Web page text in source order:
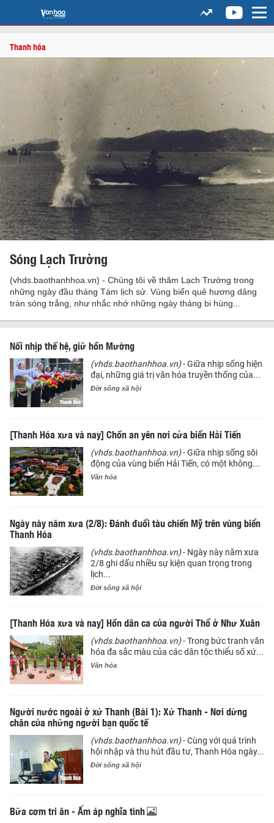
Thanh hóa
Sóng Lạch Trường
(vhds.baothanhhoa.vn) - Chúng tôi về thăm Lạch Trường trong
những ngày đầu tháng Tám lịch sử. Vùng biển quê hương dâng
tràn sóng trắng, như nhắc nhớ những ngày tháng bi hùng...
Nối nhịp thế hệ, giữ hồn Mường
(vhds.baothanhhoa.vn)- Giữa nhịp sống hiện
đại, những giá trị văn hóa truyền thống của...
Đời sống xã hội
[Thanh Hóa xưa và nay] Chốn an yên nơi cửa biển Hải Tiến
(vhds.baothanhhoa.vn)- Giữa nhịp sống sôi
động của vùng biển Hải Tiến, có một không...
Văn hóa
Ngày này năm xưa (2/8): Đánh đuổi tàu chiến Mỹ trên vùng biển
Thanh Hóa
(vhds.baothanhhoa.vn)- Ngày này năm xưa
2/8 ghi dấu nhiều sự kiện quan trọng trong
lịch...
Đời sống xã hội
[Thanh Hóa xưa và nay] Hồn dân ca của người Thổ ở Như Xuân
(vhds.baothanhhoa.vn)- Trong bức tranh văn
hóa đa sắc màu của các dân tộc thiểu số xứ...
Văn hóa
Người nước ngoài ở xứ Thanh (Bài 1): Xứ Thanh - Nơi dừng
chân của những người bạn quốc tế
(vhds.baothanhhoa.vn)- Cùng với quá trình
hội nhập và thu hút đầu tư, Thanh Hóa ngày...
Đời sống xã hội
Bữa cơm tri ân - Ấm áp nghĩa tình